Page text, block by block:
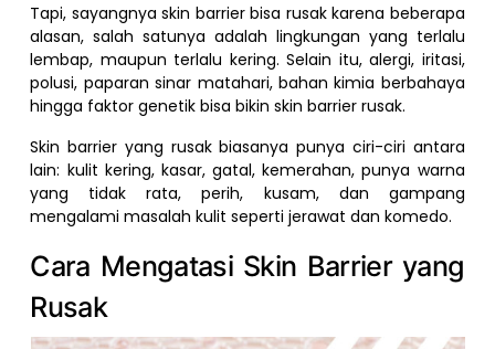
Tapi, sayangnya skin barrier bisa rusak karena beberapa
alasan, salah satunya adalah lingkungan yang terlalu
lembap, maupun terlalu kering. Selain itu, alergi, iritasi,
polusi, paparan sinar matahari, bahan kimia berbahaya
hingga faktor genetik bisa bikin skin barrier rusak.
Skin barrier yang rusak biasanya punya ciri-ciri antara
lain: kulit kering, kasar, gatal, kemerahan, punya warna
yang tidak rata, perih, kusam, dan gampang
mengalami masalah kulit seperti jerawat dan komedo.
Cara Mengatasi Skin Barrier yang
Rusak